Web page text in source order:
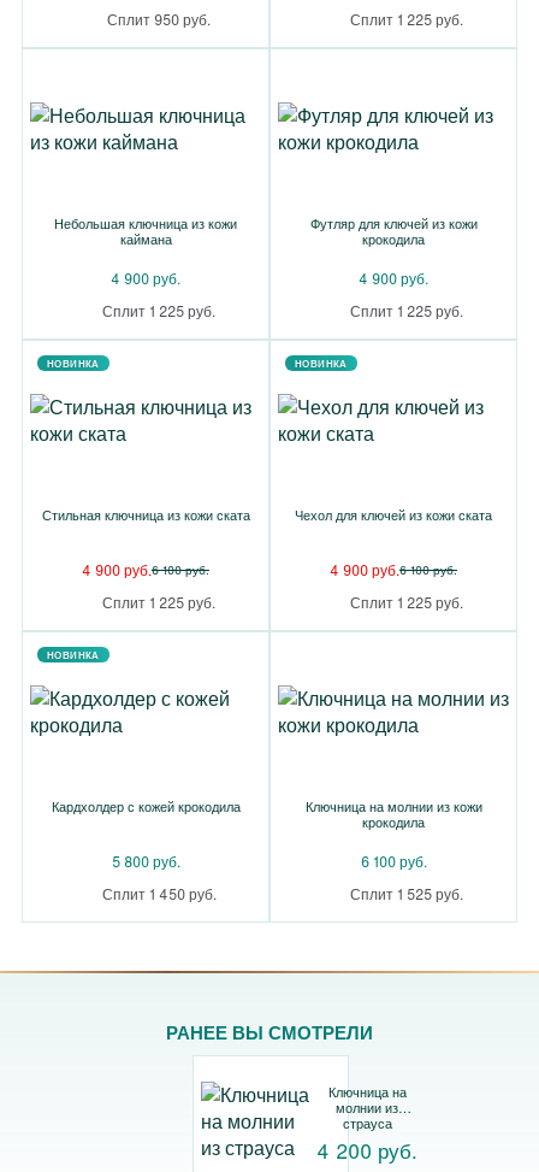
Сплит 950 руб. Сплит 1 225 руб.
Небольшая ключница из кожи
каймана
4 900 руб.
Сплит 1 225 руб.
Футляр для ключей из кожи
крокодила
4 900 руб.
Сплит 1 225 руб.
НОВИНКА
Стильная ключница из кожи ската
4 900 руб.6 100 руб.
Сплит 1 225 руб.
НОВИНКА
Чехол для ключей из кожи ската
4 900 руб.6 100 руб.
Сплит 1 225 руб.
НОВИНКА
Кардхолдер с кожей крокодила
5 800 руб.
Сплит 1 450 руб.
Ключница на молнии из кожи
крокодила
6 100 руб.
Сплит 1 525 руб.
РАНЕЕ ВЫ СМОТРЕЛИ
Ключница на
молнии из
страуса
4 200 руб.